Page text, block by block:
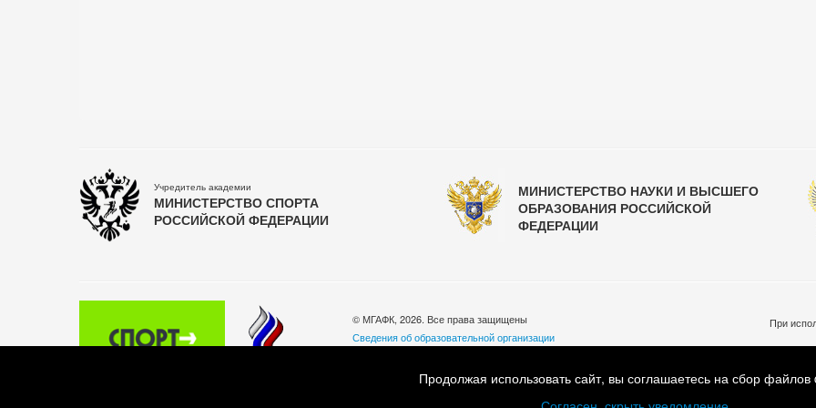
Продолжая использовать сайт, вы соглашаетесь на сбор файлов
Учредитель академии
МИНИСТЕРСТВО СПОРТА
РОССИЙСКОЙ ФЕДЕРАЦИИ
МИНИСТЕРСТВО НАУКИ И ВЫСШЕГО
ОБРАЗОВАНИЯ РОССИЙСКОЙ
ФЕДЕРАЦИИ
© МГАФК, 2026. Все права защищены
Сведения об образовательной организации
140032, Московская обл., Люберецкий р-н, пос. Малаховка, ул. Шоссейная, д.33
При